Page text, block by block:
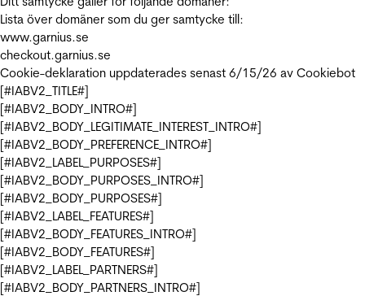
Lista över domäner som du ger samtycke till:
www.garnius.se
checkout.garnius.se
Cookie-deklaration uppdaterades senast 6/15/26 av Cookiebot
[#IABV2_TITLE#]
[#IABV2_BODY_INTRO#]
[#IABV2_BODY_LEGITIMATE_INTEREST_INTRO#]
[#IABV2_BODY_PREFERENCE_INTRO#]
[#IABV2_LABEL_PURPOSES#]
[#IABV2_BODY_PURPOSES_INTRO#]
[#IABV2_BODY_PURPOSES#]
[#IABV2_LABEL_FEATURES#]
[#IABV2_BODY_FEATURES_INTRO#]
[#IABV2_BODY_FEATURES#]
[#IABV2_LABEL_PARTNERS#]
[#IABV2_BODY_PARTNERS_INTRO#]